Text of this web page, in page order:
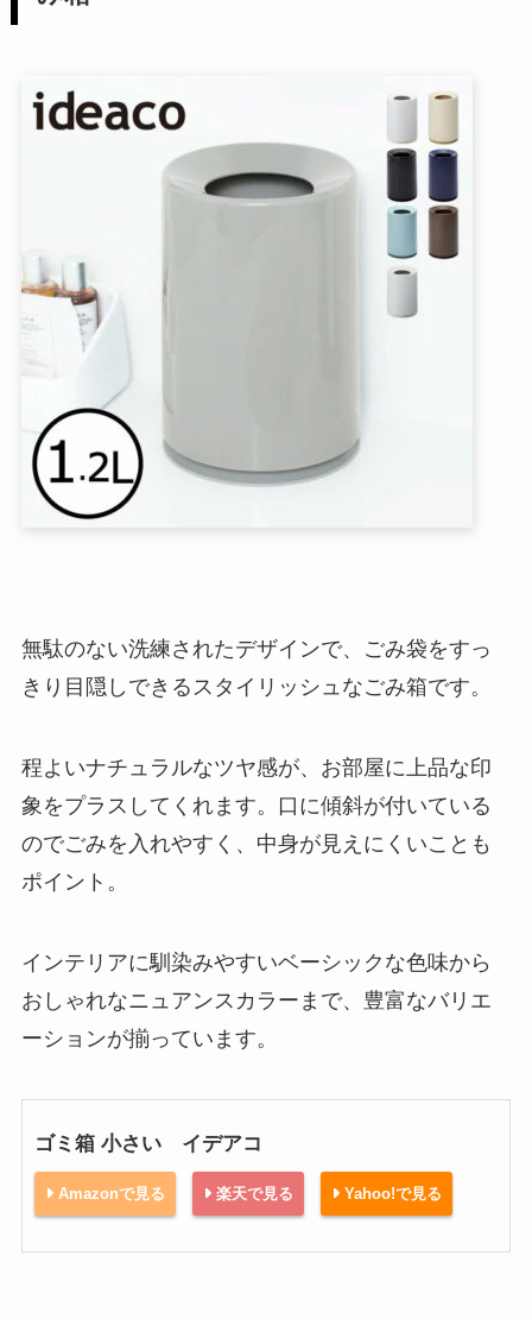
無駄のない洗練されたデザインで、ごみ袋をすっ
きり目隠しできるスタイリッシュなごみ箱です。
程よいナチュラルなツヤ感が、お部屋に上品な印
象をプラスしてくれます。口に傾斜が付いている
のでごみを入れやすく、中身が見えにくいことも
ポイント。
インテリアに馴染みやすいベーシックな色味から
おしゃれなニュアンスカラーまで、豊富なバリエ
ーションが揃っています。
ゴミ箱 小さい イデアコ
Amazonで見る 楽天で見る Yahoo!で見る